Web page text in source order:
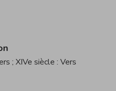
; XIVe siècle : Vers